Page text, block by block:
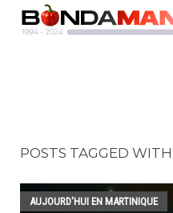
POSTS TAGGED
AUJOURD'HUI EN MARTINIQUE